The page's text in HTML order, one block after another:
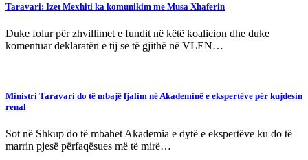
Taravari: Izet Mexhiti ka komunikim me Musa Xhaferin
Duke folur për zhvillimet e fundit në këtë koalicion dhe duke
komentuar deklaratën e tij se të gjithë në VLEN…
Ministri Taravari do të mbajë fjalim në Akademinë e ekspertëve për kujdesin
renal
Sot në Shkup do të mbahet Akademia e dytë e ekspertëve ku do të
marrin pjesë përfaqësues më të mirë…